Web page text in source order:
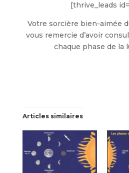
[thrive_leads
Votre sorcière bien-aimée
vous remercie d’avoir
chaque phase de la
Articles similaires